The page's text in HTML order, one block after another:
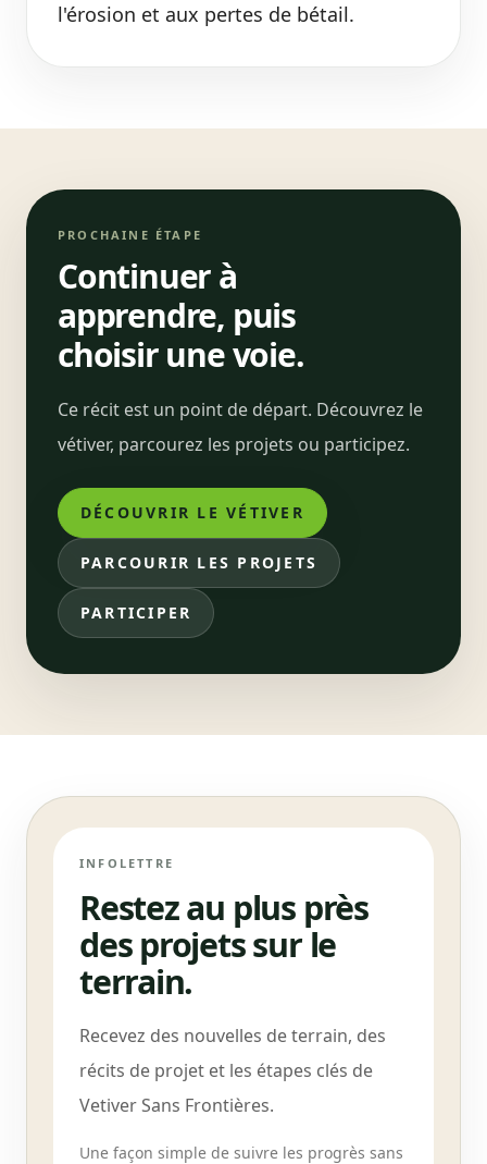
l'érosion et aux pertes de bétail.
PROCHAINE ÉTAPE
Continuer à
apprendre, puis
choisir une voie.
Ce récit est un point de départ. Découvrez le
vétiver, parcourez les projets ou participez.
DÉCOUVRIR LE VÉTIVER
PARCOURIR LES PROJETS
PARTICIPER
INFOLETTRE
Restez au plus près
des projets sur le
terrain.
Recevez des nouvelles de terrain, des
récits de projet et les étapes clés de
Vetiver Sans Frontières.
Une façon simple de suivre les progrès sans